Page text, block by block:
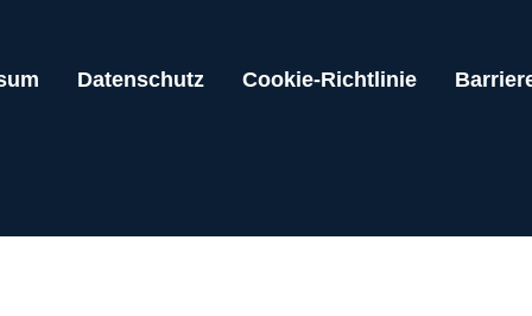
Datenschutz Cookie-Richtlinie